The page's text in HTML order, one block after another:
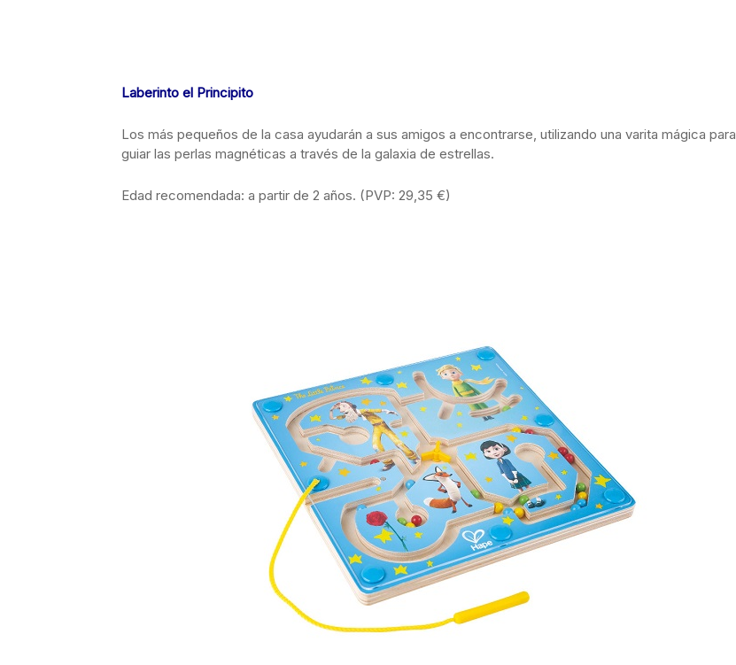
Laberinto el Principito
Los más pequeños de la casa ayudarán a sus amigos a encontrarse, utilizando una varita mágica para
guiar las perlas magnéticas a través de la galaxia de estrellas.
Edad recomendada: a partir de 2 años. (PVP: 29,35 €)